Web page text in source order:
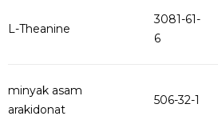
L-Theanine
3081-61-
6
minyak asam
arakidonat
506-32-1